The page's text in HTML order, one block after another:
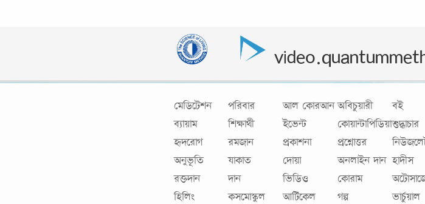
মেডিটেশন
ব্যায়াম
হৃদরোগ
অনুভূতি
রক্তদান
হিলিং
পরিবার
শিক্ষার্থী
রমজান
যাকাত
দান
কসমোস্কুল
আল কোরআন
ইভেন্ট
প্রকাশনা
দোয়া
ভিডিও
আর্টিকেল
অবিচুয়ারী
কোয়ান্টাপিডিয়া
প্রশ্নোত্তর
অনলাইন দান
কোরাম
গল্প
বই
শুদ্ধাচার
হাদীস
ভার্চুয়াল